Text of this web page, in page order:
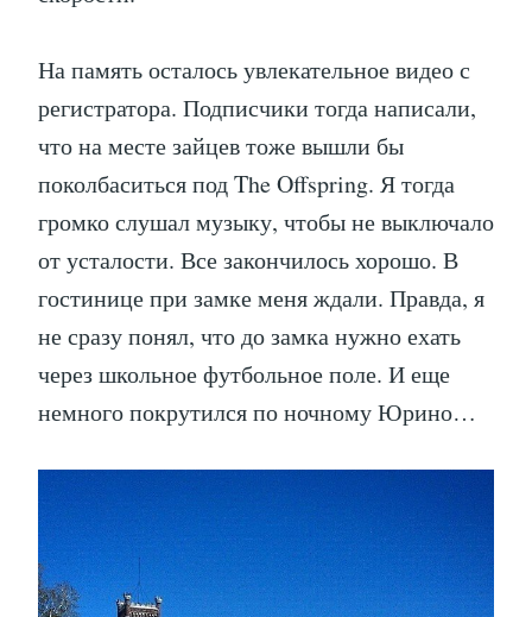
На память осталось увлекательное видео с
регистратора. Подписчики тогда написали,
что на месте зайцев тоже вышли бы
поколбаситься под The Offspring. Я тогда
громко слушал музыку, чтобы не выключало
от усталости. Все закончилось хорошо. В
гостинице при замке меня ждали. Правда, я
не сразу понял, что до замка нужно ехать
через школьное футбольное поле. И еще
немного покрутился по ночному Юрино…